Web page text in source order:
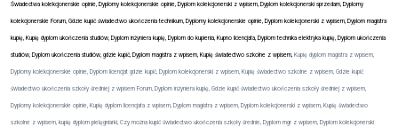
Świadectwa kolekcjonerskie opinie, Dyplomy kolekcjonerskie opinie, Dyplom kolekcjonerski z wpisem, Dyplom kolekcjonerski sprzedam, Dyplomy
kolekcjonerskie Forum, Gdzie kupić świadectwo ukończenia technikum, Dyplomy kolekcjonerskie opinie, Dyplom kolekcjonerski z wpisem, Dyplom magistra
kupię, Kupię dyplom ukończenia studiów, Dyplom inżyniera kupię, Dyplom do kupienia, Kupno licencjata, Dyplom technika elektryka kupię, Dyplom ukończenia
studiów, Dyplom ukończenia studiów, gdzie kupić, Dyplom magistra z wpisem, Kupię świadectwo szkolne z wpisem, Kupię dyplom magistra z wpisem,
Dyplomy kolekcjonerskie opinie, Dyplom licencjat gdzie kupić, Dyplom kolekcjonerski z wpisem, Kupię świadectwo szkolne z wpisem, Gdzie kupić
świadectwo ukończenia szkoły średniej z wpisem Forum, Dyplom inżyniera kupię, Gdzie kupić świadectwo ukończenia szkoły średniej z wpisem,
Dyplomy kolekcjonerskie opinie, Kupię dyplom licencjata z wpisem, Dyplom magistra z wpisem, Dyplom kolekcjonerski z wpisem, Kupię świadectwo
szkolne z wpisem, kupię dyplom pielęgniarki, Czy można kupić świadectwo ukończenia szkoły średnie, Dyplom mgr z wpisem, Dyplom kolekcjonerski